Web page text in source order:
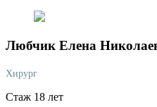
Любчик Елена
Хирург
Стаж 18 лет